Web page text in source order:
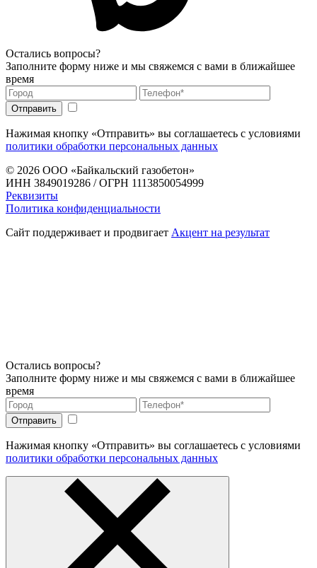
Остались вопросы?
Заполните форму ниже и мы свяжемся с вами в ближайшее
время
Нажимая кнопку «Отправить» вы соглашаетесь с условиями
политики обработки персональных данных
© 2026 ООО «Байкальский газобетон»
ИНН 3849019286 / ОГРН 1113850054999
Реквизиты
Политика конфиденциальности
Сайт поддерживает и продвигает Акцент на результат
Остались вопросы?
Заполните форму ниже и мы свяжемся с вами в ближайшее
время
Нажимая кнопку «Отправить» вы соглашаетесь с условиями
политики обработки персональных данных